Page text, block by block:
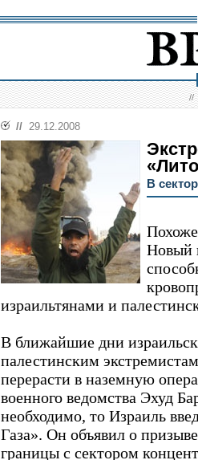
//
// 29.12.2008
В
Новый
израильтянами и
В ближайшие дни
палестинским
перерасти в наземную
военного ведомства Эхуд
необходимо, то Израиль
Газа». Он объявил о
границы с сектором